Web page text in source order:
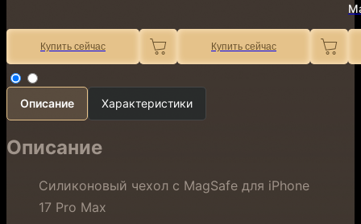
Купить сейчас Купить сейчас
Описание Характеристики
Описание
Силиконовый чехол с MagSafe для iPhone
17 Pro Max